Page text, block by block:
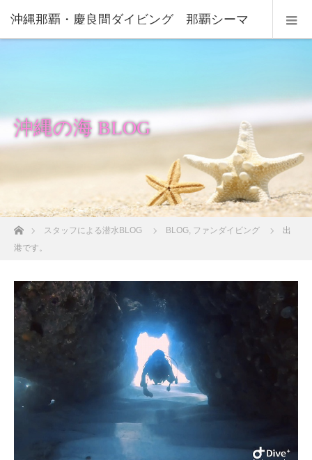
沖縄那覇・慶良間ダイビング 那覇シーマ
沖縄の海 BLOG
ホームスタッフによる潜水BLOG BLOG, ファンダイビング
出
港です。